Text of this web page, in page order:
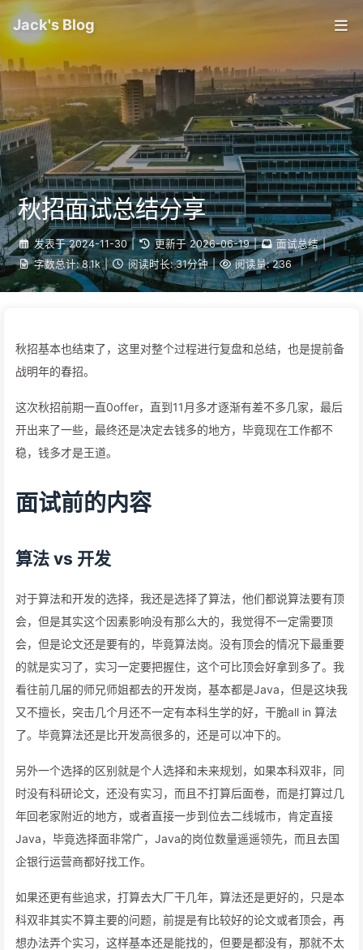
Jack's Blog
秋招面试总结分享
发表于 2024-11-30 | 更新于 2026-06-19 | 面试总结 |
字数总计: 8.1k | 阅读时长: 31分钟 | 阅读量: 236
秋招基本也结束了，这里对整个过程进行复盘和总结，也是提前备
战明年的春招。
这次秋招前期一直0offer，直到11月多才逐渐有差不多几家，最后
开出来了一些，最终还是决定去钱多的地方，毕竟现在工作都不
稳，钱多才是王道。
面试前的内容
算法 vs 开发
对于算法和开发的选择，我还是选择了算法，他们都说算法要有顶
会，但是其实这个因素影响没有那么大的，我觉得不一定需要顶
会，但是论文还是要有的，毕竟算法岗。没有顶会的情况下最重要
的就是实习了，实习一定要把握住，这个可比顶会好拿到多了。我
看往前几届的师兄师姐都去的开发岗，基本都是Java，但是这块我
又不擅长，突击几个月还不一定有本科生学的好，干脆all in 算法
了。毕竟算法还是比开发高很多的，还是可以冲下的。
另外一个选择的区别就是个人选择和未来规划，如果本科双非，同
时没有科研论文，还没有实习，而且不打算后面卷，而是打算过几
年回老家附近的地方，或者直接一步到位去二线城市，肯定直接
Java，毕竟选择面非常广，Java的岗位数量遥遥领先，而且去国
企银行运营商都好找工作。
如果还更有些追求，打算去大厂干几年，算法还是更好的，只是本
科双非其实不算主要的问题，前提是有比较好的论文或者顶会，再
想办法弄个实习，这样基本还是能找的，但要是都没有，那就不太